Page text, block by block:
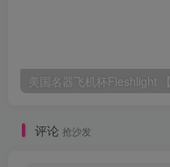
评论 抢沙发